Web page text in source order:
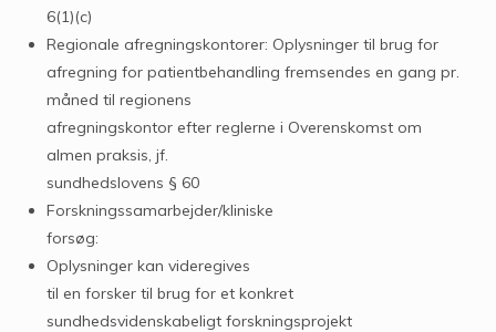
6(1)(c)
Regionale afregningskontorer: Oplysninger til brug for
afregning for patientbehandling fremsendes en gang pr.
måned til regionens
afregningskontor efter reglerne i Overenskomst om
almen praksis, jf.
sundhedslovens § 60
Forskningssamarbejder/kliniske
forsøg:
Oplysninger kan videregives
til en forsker til brug for et konkret
sundhedsvidenskabeligt forskningsprojekt